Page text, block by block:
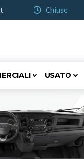
Chiuso
USATO